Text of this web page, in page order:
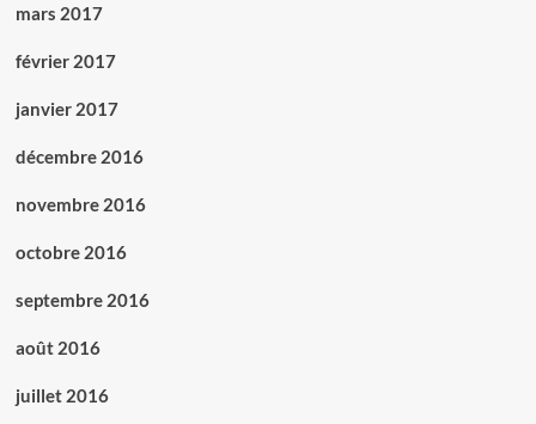
mars 2017
février 2017
janvier 2017
décembre 2016
novembre 2016
octobre 2016
septembre 2016
août 2016
juillet 2016